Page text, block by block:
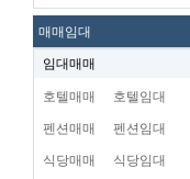
매매임대
임대매매
호텔매매 호텔임대
펜션매매 펜션임대
식당매매 식당임대